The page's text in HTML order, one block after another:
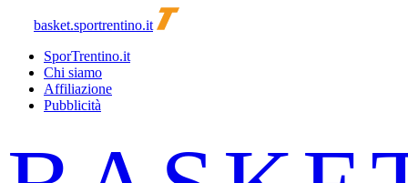
basket.sportrentino.it
SporTrentino.it
Chi siamo
Affiliazione
Pubblicità